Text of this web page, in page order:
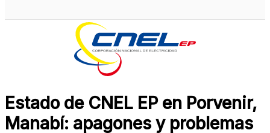
Estado de CNEL EP en Porvenir,
Manabí: apagones y problemas